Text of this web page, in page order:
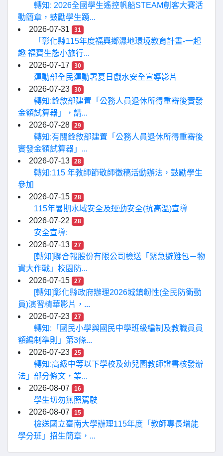
轉知: 2026全國學生遙控帆船STEAM創客大賽活
動簡章，鼓勵學生踴...
2026-07-31
31
「彰化縣115年度福興鄉濕地環境教育計畫-一起
趣 福寶生態小旅行...
2026-07-17
30
運動部全民運動署夏日戲水安全宣導影片
2026-07-23
30
轉知:銓敘部建置「公務人員退休所得重審後實發
金額試算器」，請...
2026-07-28
29
轉知:有關銓敘部建置「公務人員退休所得重審後
實發金額試算器」...
2026-07-13
28
轉知:115 年教師節敬師徵稿活動辦法，鼓勵學生
參加
2026-07-15
28
115年暑期水域安全及運動安全(抗高溫)宣導
2026-07-22
28
安全宣導:
2026-07-13
27
[轉知]聯合報股份有限公司檢送「緊急避難包－物
資大作戰」校園防...
2026-07-15
27
[轉知]彰化縣政府辦理2026城鎮韌性(全民防衛動
員)演習精華影片，...
2026-07-23
27
轉知:「國民小學與國民中學班級編制及教職員員
額編制準則」第3條...
2026-07-23
25
轉知:高級中等以下學校及幼兒園教師證書核發辦
法」部分條文，業...
2026-08-07
16
學生切勿無照駕駛
2026-08-07
15
檢送國立臺南大學辦理115年度「教師專長增能
學分班」招生簡章，...